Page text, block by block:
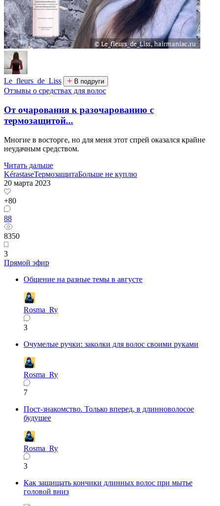
Le_fleurs_de_Liss В подруги
Отзывы о средствах для волос
От очарования к разочарованию с
термозащитой...
Многие в восторге, но для меня этот спрей оказался крайне
неудачным средством.
Читать дальше
KérastaseТермозащитаБольше не куплю
20 марта 2023
+80
88
8350
3
Прямой эфир
Общение на разные темы в августе
Rosma_Ry
3
Очумелые ручки: заколки для волос своими руками
Rosma_Ry
7
Пост-знакомство. Только вперед, в длинноволосое
будущее
Rosma_Ry
3
Как защищать кончики длинных волос при мытье
головой вниз